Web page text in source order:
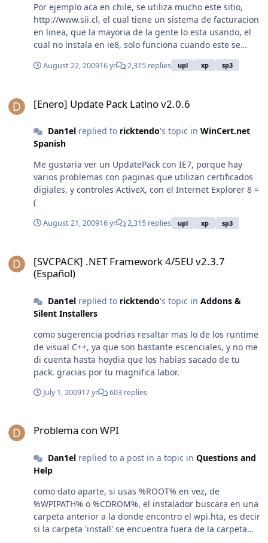
Por ejemplo aca en chile, se utiliza mucho este sitio,
http://www.sii.cl, el cual tiene un sistema de facturacion
en linea, que la mayoria de la gente lo esta usando, el
cual no instala en ie8, solo funciona cuando este se
instala en ie7 y luego se actualiza a ie8.(pero creo que
esto es algo mas complicado) Otro sitio que tambien
activeX para manejar equipos remotos. Descubri que es
sitio de ejemplo es la pagina de nvidia.
http://www.nvidia.com/Download/Scan.aspx?lang=en-us
que nunca pregunta si se desea aceptar el control
activeX. la informacion la obtuve de varios post de
usuarios reportando problemas con javascript,y activeX
especificamente. Muchos dicen que el 'modo
compatibilidad' es el que hay que utilizar.. pero es una
salio una nueva actualizacion que corrigió el problema.
August 22, 200916 yr 2,315 replies upl xp sp3
[Enero] Update Pack Latino v2.0.6
Dan1elreplied to ricktendo's topic in WinCert.net
Spanish
Me gustaria ver un UpdatePack con IE7, porque hay
varios problemas con paginas que utilizan certificados
digiales, y controles ActiveX, con el Internet Explorer 8 =
(
August 21, 200916 yr 2,315 replies upl xp sp3
[SVCPACK] .NET Framework 4/5EU v2.3.7
(Español)
Dan1elreplied to ricktendo's topic in Addons &
Silent Installers
como sugerencia podrias resaltar mas lo de los runtime
de visual C++, ya que son bastante escenciales, y no me
di cuenta hasta hoydia que los habias sacado de tu
pack. gracias por tu magnifica labor.
July 1, 200917 yr 603 replies
Problema con WPI
Dan1elreplied to a post in a topic in Questions and
Help
como dato aparte, si usas %ROOT% en vez, de
%WPIPATH% o %CDROM%, el instalador buscara en una
carpeta anterior a la donde encontro el wpi.hta, es decir
si la carpeta 'install' se encuentra fuera de la carpeta